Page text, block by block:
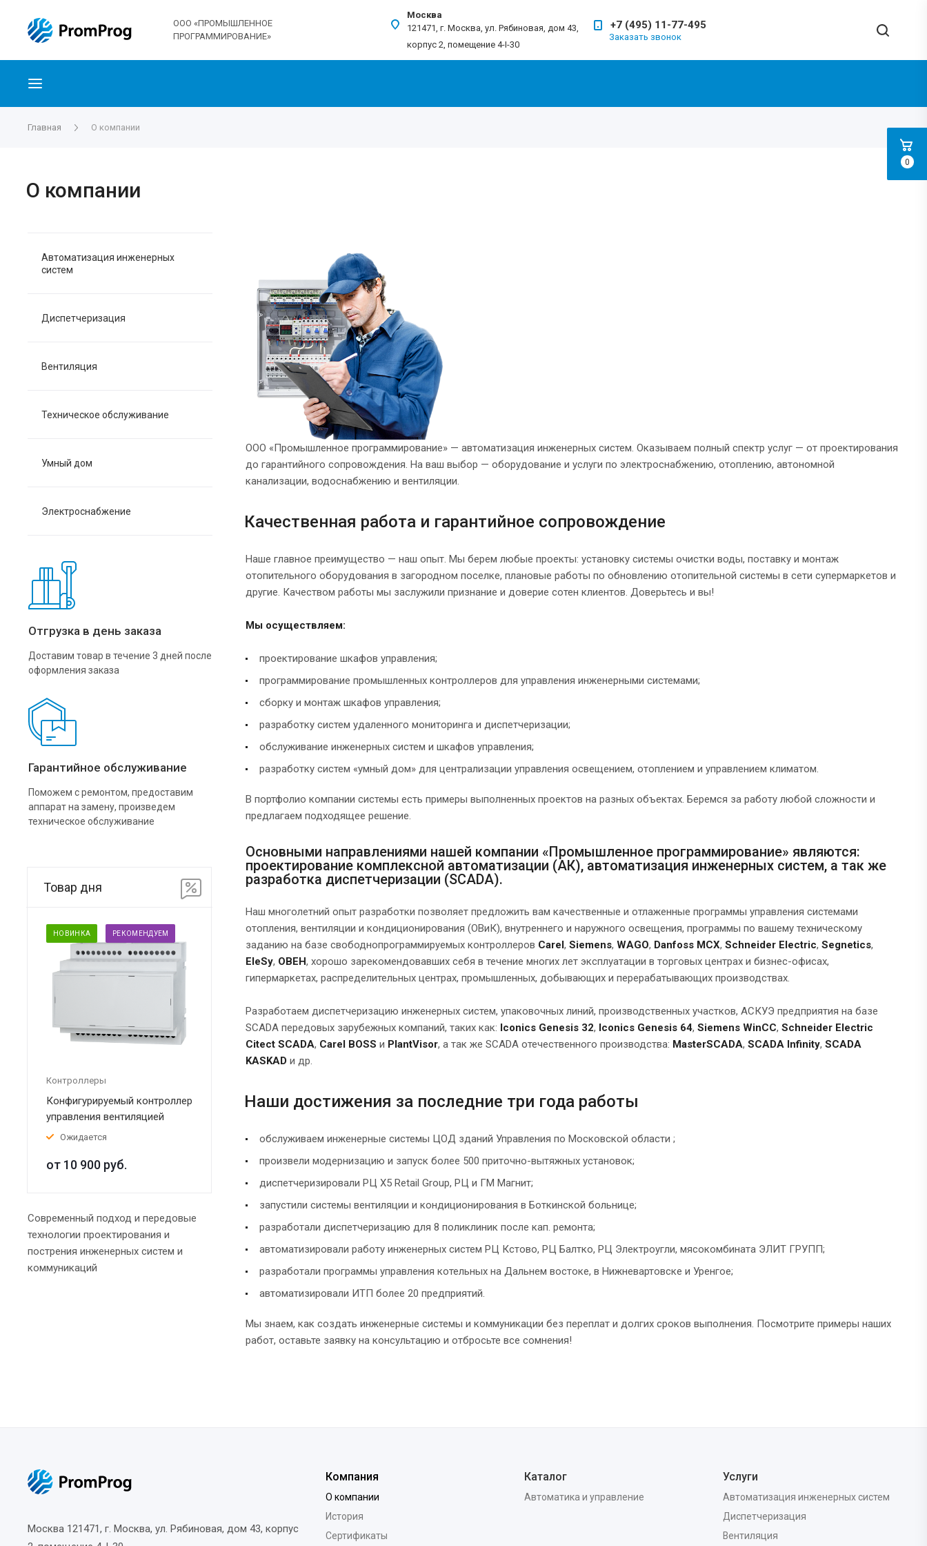
ООО «ПРОМЫШЛЕННОЕ
ПРОГРАММИРОВАНИЕ»
Москва
121471, г. Москва, ул. Рябиновая, дом 43,
корпус 2, помещение 4-I-30
+7 (495) 11-77-495
Заказать звонок
Главная О компании
О компании
ООО «Промышленное программирование» — автоматизация инженерных систем. Оказываем полный спектр услуг — от проектирования
до гарантийного сопровождения. На ваш выбор — оборудование и услуги по электроснабжению, отоплению, автономной
канализации, водоснабжению и вентиляции.
Качественная работа и гарантийное сопровождение
Наше главное преимущество — наш опыт. Мы берем любые проекты: установку системы очистки воды, поставку и монтаж
отопительного оборудования в загородном поселке, плановые работы по обновлению отопительной системы в сети супермаркетов и
другие. Качеством работы мы заслужили признание и доверие сотен клиентов. Доверьтесь и вы!
Мы осуществляем:
проектирование шкафов управления;
программирование промышленных контроллеров для управления инженерными системами;
сборку и монтаж шкафов управления;
разработку систем удаленного мониторинга и диспетчеризации;
обслуживание инженерных систем и шкафов управления;
разработку систем «умный дом» для централизации управления освещением, отоплением и управлением климатом.
В портфолио компании системы есть примеры выполненных проектов на разных объектах. Беремся за работу любой сложности и
предлагаем подходящее решение.
Основными направлениями нашей компании «Промышленное программирование» являются:
проектирование комплексной автоматизации (АК), автоматизация инженерных систем, а так же
разработка диспетчеризации (SCADA).
Наш многолетний опыт разработки позволяет предложить вам качественные и отлаженные программы управления системами
отопления, вентиляции и кондиционирования (ОВиК), внутреннего и наружного освещения, программы по вашему техническому
заданию на базе свободнопрограммируемых контроллеров Carel, Siemens, WAGO, Danfoss MCX, Schneider Electric, Segnetics,
EleSy, ОВЕН, хорошо зарекомендовавших себя в течение многих лет эксплуатации в торговых центрах и бизнес-офисах,
гипермаркетах, распределительных центрах, промышленных, добывающих и перерабатывающих производствах.
Разработаем диспетчеризацию инженерных систем, упаковочных линий, производственных участков, АСКУЭ предприятия на базе
SCADA передовых зарубежных компаний, таких как: Iconics Genesis 32, Iconics Genesis 64, Siemens WinCC, Schneider Electric
Citect SCADA, Carel BOSS и PlantVisor, а так же SCADA отечественного производства: MasterSCADA, SCADA Infinity, SCADA
KASKAD и др.
Наши достижения за последние три года работы
обслуживаем инженерные системы ЦОД зданий Управления по Московской области ;
произвели модернизацию и запуск более 500 приточно-вытяжных установок;
диспетчеризировали РЦ X5 Retail Group, РЦ и ГМ Магнит;
запустили системы вентиляции и кондиционирования в Боткинской больнице;
разработали диспетчеризацию для 8 поликлиник после кап. ремонта;
автоматизировали работу инженерных систем РЦ Кстово, РЦ Балтко, РЦ Электроугли, мясокомбината ЭЛИТ ГРУПП;
разработали программы управления котельных на Дальнем востоке, в Нижневартовске и Уренгое;
автоматизировали ИТП более 20 предприятий.
Мы знаем, как создать инженерные системы и коммуникации без переплат и долгих сроков выполнения. Посмотрите примеры наших
работ, оставьте заявку на консультацию и отбросьте все сомнения!
Автоматизация инженерных
систем
Диспетчеризация
Вентиляция
Техническое обслуживание
Умный дом
Электроснабжение
Отгрузка в день заказа
Доставим товар в течение 3 дней после
оформления заказа
Гарантийное обслуживание
Поможем с ремонтом, предоставим
аппарат на замену, произведем
техническое обслуживание
Товар дня
НОВИНКА РЕКОМЕНДУЕМ
Контроллеры
Конфигурируемый контроллер
управления вентиляцией
Ожидается
от 10 900 руб.
Современный подход и передовые
технологии проектирования и
пострения инженерных систем и
коммуникаций
Москва 121471, г. Москва, ул. Рябиновая, дом 43, корпус
Компания
О компании
История
Сертификаты
Каталог
Автоматика и управление
Услуги
Автоматизация инженерных систем
Диспетчеризация
Вентиляция
0